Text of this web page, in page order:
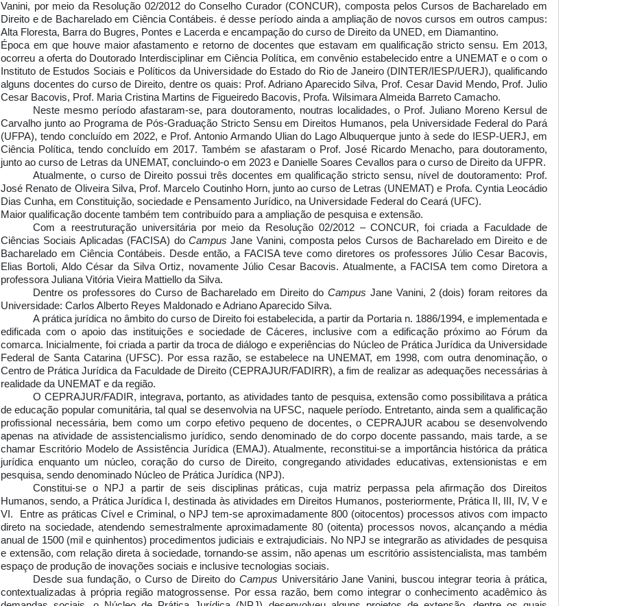
Vanini, por meio da Resolução 02/2012 do Conselho Curador (CONCUR), composta pelos Cursos de Bacharelado em
Direito e de Bacharelado em Ciência Contábeis. é desse período ainda a ampliação de novos cursos em outros campus:
Alta Floresta, Barra do Bugres, Pontes e Lacerda e encampação do curso de Direito da UNED, em Diamantino.
Época em que houve maior afastamento e retorno de docentes que estavam em qualificação stricto sensu. Em 2013,
ocorreu a oferta do Doutorado Interdisciplinar em Ciência Política, em convênio estabelecido entre a UNEMAT e o com o
Instituto de Estudos Sociais e Políticos da Universidade do Estado do Rio de Janeiro (DINTER/IESP/UERJ), qualificando
alguns docentes do curso de Direito, dentre os quais: Prof. Adriano Aparecido Silva, Prof. Cesar David Mendo, Prof. Julio
Cesar Bacovis, Prof. Maria Cristina Martins de Figueiredo Bacovis, Profa. Wilsimara Almeida Barreto Camacho.
Neste mesmo período afastaram-se, para doutoramento, noutras localidades, o Prof. Juliano Moreno Kersul de
Carvalho junto ao Programa de Pós-Graduação Stricto Sensu em Direitos Humanos, pela Universidade Federal do Pará
(UFPA), tendo concluído em 2022, e Prof. Antonio Armando Ulian do Lago Albuquerque junto à sede do IESP-UERJ, em
Ciência Política, tendo concluído em 2017. Também se afastaram o Prof. José Ricardo Menacho, para doutoramento,
junto ao curso de Letras da UNEMAT, concluindo-o em 2023 e Danielle Soares Cevallos para o curso de Direito da UFPR.
Atualmente, o curso de Direito possui três docentes em qualificação stricto sensu, nível de doutoramento: Prof.
José Renato de Oliveira Silva, Prof. Marcelo Coutinho Horn, junto ao curso de Letras (UNEMAT) e Profa. Cyntia Leocádio
Dias Cunha, em Constituição, sociedade e Pensamento Jurídico, na Universidade Federal do Ceará (UFC).
Maior qualificação docente também tem contribuído para a ampliação de pesquisa e extensão.
Com a reestruturação universitária por meio da Resolução 02/2012 – CONCUR, foi criada a Faculdade de
Ciências Sociais Aplicadas (FACISA) do CampusJane Vanini, composta pelos Cursos de Bacharelado em Direito e de
Bacharelado em Ciência Contábeis. Desde então, a FACISA teve como diretores os professores Júlio Cesar Bacovis,
Elias Bortoli, Aldo César da Silva Ortiz, novamente Júlio Cesar Bacovis. Atualmente, a FACISA tem como Diretora a
professora Juliana Vitória Vieira Mattiello da Silva.
Dentre os professores do Curso de Bacharelado em Direito do Campus Jane Vanini, 2 (dois) foram reitores da
Universidade: Carlos Alberto Reyes Maldonado e Adriano Aparecido Silva.
A prática jurídica no âmbito do curso de Direito foi estabelecida, a partir da Portaria n. 1886/1994, e implementada e
edificada com o apoio das instituições e sociedade de Cáceres, inclusive com a edificação próximo ao Fórum da
comarca. Inicialmente, foi criada a partir da troca de diálogo e experiências do Núcleo de Prática Jurídica da Universidade
Federal de Santa Catarina (UFSC). Por essa razão, se estabelece na UNEMAT, em 1998, com outra denominação, o
Centro de Prática Jurídica da Faculdade de Direito (CEPRAJUR/FADIRR), a fim de realizar as adequações necessárias à
realidade da UNEMAT e da região.
O CEPRAJUR/FADIR, integrava, portanto, as atividades tanto de pesquisa, extensão como possibilitava a prática
de educação popular comunitária, tal qual se desenvolvia na UFSC, naquele período. Entretanto, ainda sem a qualificação
profissional necessária, bem como um corpo efetivo pequeno de docentes, o CEPRAJUR acabou se desenvolvendo
apenas na atividade de assistencialismo jurídico, sendo denominado de do corpo docente passando, mais tarde, a se
chamar Escritório Modelo de Assistência Jurídica (EMAJ). Atualmente, reconstitui-se a importância histórica da prática
jurídica enquanto um núcleo, coração do curso de Direito, congregando atividades educativas, extensionistas e em
pesquisa, sendo denominado Núcleo de Prática Jurídica (NPJ).
Constitui-se o NPJ a partir de seis disciplinas práticas, cuja matriz perpassa pela afirmação dos Direitos
Humanos, sendo, a Prática Jurídica I, destinada às atividades em Direitos Humanos, posteriormente, Prática II, III, IV, V e
VI. Entre as práticas Cível e Criminal, o NPJ tem-se aproximadamente 800 (oitocentos) processos ativos com impacto
direto na sociedade, atendendo semestralmente aproximadamente 80 (oitenta) processos novos, alcançando a média
anual de 1500 (mil e quinhentos) procedimentos judiciais e extrajudiciais. No NPJ se integrarão as atividades de pesquisa
e extensão, com relação direta à sociedade, tornando-se assim, não apenas um escritório assistencialista, mas também
espaço de produção de inovações sociais e inclusive tecnologias sociais.
Desde sua fundação, o Curso de Direito do Campus Universitário Jane Vanini, buscou integrar teoria à prática,
contextualizadas à própria região matogrossense. Por essa razão, bem como integrar o conhecimento acadêmico às